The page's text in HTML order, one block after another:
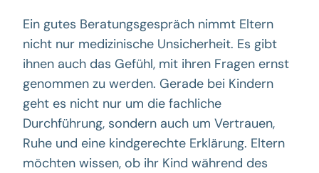
Ein gutes Beratungsgespräch nimmt Eltern
nicht nur medizinische Unsicherheit. Es gibt
ihnen auch das Gefühl, mit ihren Fragen ernst
genommen zu werden. Gerade bei Kindern
geht es nicht nur um die fachliche
Durchführung, sondern auch um Vertrauen,
Ruhe und eine kindgerechte Erklärung. Eltern
möchten wissen, ob ihr Kind während des